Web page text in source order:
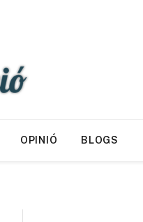
OPINIÓ BLOGS